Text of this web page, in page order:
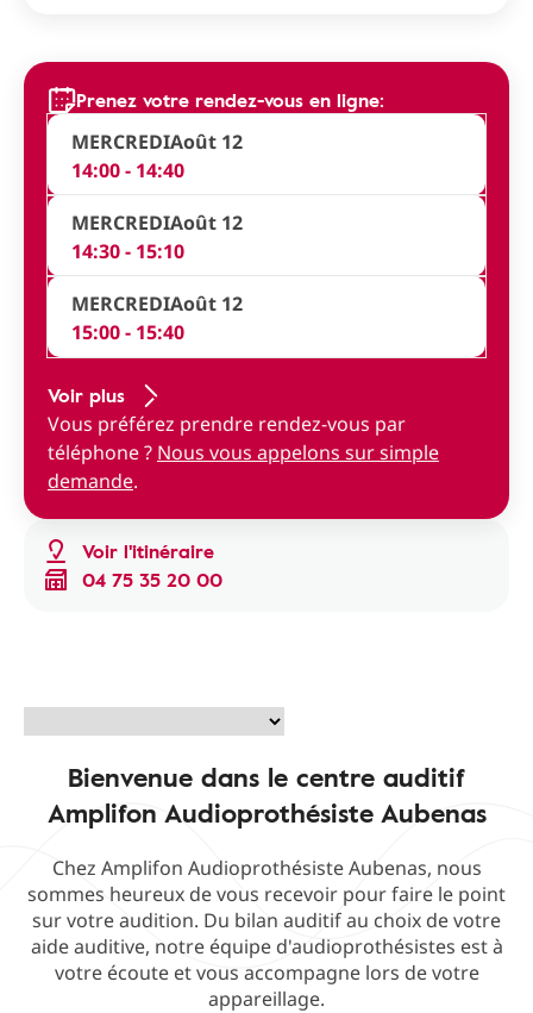
Voir l'itinéraire
04 75 35 20 00
Prenez votre rendez-vous en ligne:
MERCREDIAoût 12
14:00 - 14:40
MERCREDIAoût 12
14:30 - 15:10
MERCREDIAoût 12
15:00 - 15:40
Voir plus
Vous préférez prendre rendez-vous par
téléphone ? Nous vous appelons sur simple
demande.
Bienvenue dans le centre auditif
Amplifon Audioprothésiste Aubenas
Chez Amplifon Audioprothésiste Aubenas, nous
sommes heureux de vous recevoir pour faire le point
sur votre audition. Du bilan auditif au choix de votre
aide auditive, notre équipe d'audioprothésistes est à
votre écoute et vous accompagne lors de votre
appareillage.